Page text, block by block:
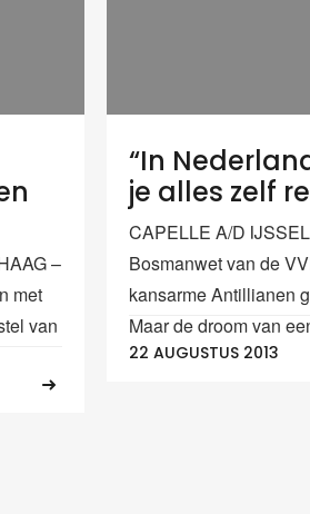
–
met
van
“In
je alles zelf
CAPELLE A/D
Bosmanwet van de
kansarme Antillianen
Maar de droom van
22 AUGUSTUS 2013